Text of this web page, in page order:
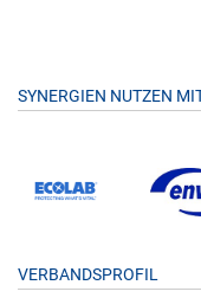
SYNERGIEN NUTZEN
VERBANDSPROFIL